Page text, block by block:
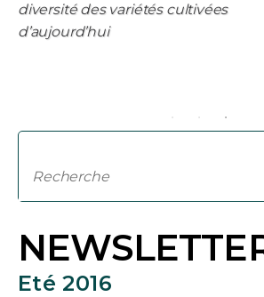
diversité des variétés cultivées
d’aujourd’hui
Eté 2016